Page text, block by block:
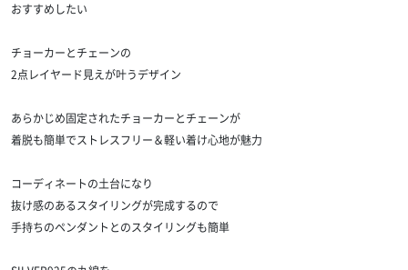
おすすめしたい
チョーカーとチェーンの
2点レイヤード見えが叶うデザイン
あらかじめ固定されたチョーカーとチェーンが
着脱も簡単でストレスフリー＆軽い着け心地が魅力
コーディネートの土台になり
抜け感のあるスタイリングが完成するので
手持ちのペンダントとのスタイリングも簡単